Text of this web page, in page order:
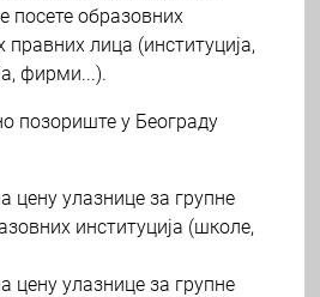
посете образовних
правних лица (институција,
фирми...).
позориште у Београду
цену улазнице за групне
институција (школе,
цену улазнице за групне